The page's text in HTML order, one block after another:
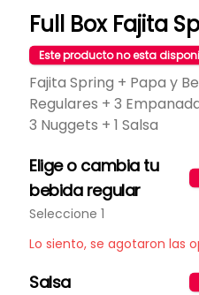
Full Box Fajita
Este producto no esta
Fajita Spring + Papa y
Regulares + 3
3 Nuggets + 1 Salsa
Elige o cambia tu
bebida regular
Seleccione 1
Lo siento, se agotaron las
Salsa